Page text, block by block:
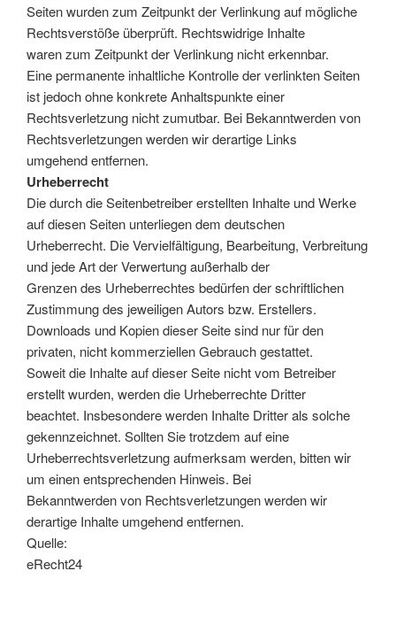
Seiten wurden zum Zeitpunkt der Verlinkung auf mögliche
Rechtsverstöße überprüft. Rechtswidrige Inhalte
waren zum Zeitpunkt der Verlinkung nicht erkennbar.
Eine permanente inhaltliche Kontrolle der verlinkten Seiten
ist jedoch ohne konkrete Anhaltspunkte einer
Rechtsverletzung nicht zumutbar. Bei Bekanntwerden von
Rechtsverletzungen werden wir derartige Links
umgehend entfernen.
Urheberrecht
Die durch die Seitenbetreiber erstellten Inhalte und Werke
auf diesen Seiten unterliegen dem deutschen
Urheberrecht. Die Vervielfältigung, Bearbeitung, Verbreitung
und jede Art der Verwertung außerhalb der
Grenzen des Urheberrechtes bedürfen der schriftlichen
Zustimmung des jeweiligen Autors bzw. Erstellers.
Downloads und Kopien dieser Seite sind nur für den
privaten, nicht kommerziellen Gebrauch gestattet.
Soweit die Inhalte auf dieser Seite nicht vom Betreiber
erstellt wurden, werden die Urheberrechte Dritter
beachtet. Insbesondere werden Inhalte Dritter als solche
gekennzeichnet. Sollten Sie trotzdem auf eine
Urheberrechtsverletzung aufmerksam werden, bitten wir
um einen entsprechenden Hinweis. Bei
Bekanntwerden von Rechtsverletzungen werden wir
derartige Inhalte umgehend entfernen.
Quelle:
eRecht24